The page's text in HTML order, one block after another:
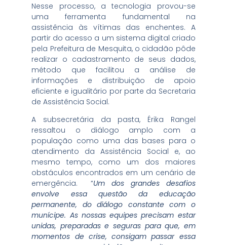
Nesse processo, a tecnologia provou-se
uma ferramenta fundamental na
assistência às vítimas das enchentes. A
partir do acesso a um sistema digital criado
pela Prefeitura de Mesquita, o cidadão pôde
realizar o cadastramento de seus dados,
método que facilitou a análise de
informações e distribuição de apoio
eficiente e igualitário por parte da Secretaria
de Assistência Social.
A subsecretária da pasta, Érika Rangel
ressaltou o diálogo amplo com a
população como uma das bases para o
atendimento da Assistência Social e, ao
mesmo tempo, como um dos maiores
obstáculos encontrados em um cenário de
emergência. “Um dos grandes desafios
envolve essa questão da educação
permanente, do diálogo constante com o
munícipe. As nossas equipes precisam estar
unidas, preparadas e seguras para que, em
momentos de crise, consigam passar essa